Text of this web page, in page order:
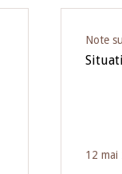
Note
12 mai